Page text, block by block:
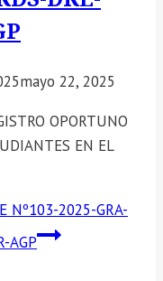
mayo 22, 2025
OPORTUNO
EN EL
Nº103-2025-GRA-
AGP